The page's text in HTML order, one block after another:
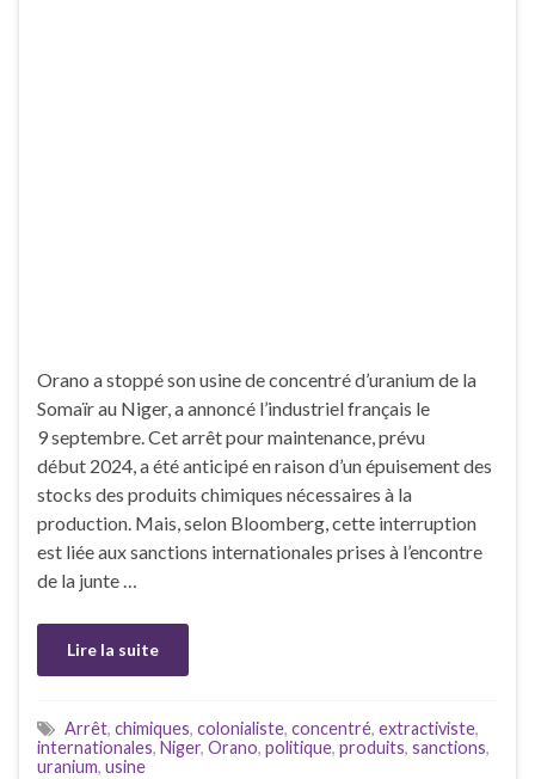
Orano a stoppé son usine de concentré d’uranium de la
Somaïr au Niger, a annoncé l’industriel français le
9 septembre. Cet arrêt pour maintenance, prévu
début 2024, a été anticipé en raison d’un épuisement des
stocks des produits chimiques nécessaires à la
production. Mais, selon Bloomberg, cette interruption
est liée aux sanctions internationales prises à l’encontre
de la junte …
Lire la suite
Arrêt, chimiques, colonialiste, concentré, extractiviste,
internationales, Niger, Orano, politique, produits, sanctions,
uranium, usine